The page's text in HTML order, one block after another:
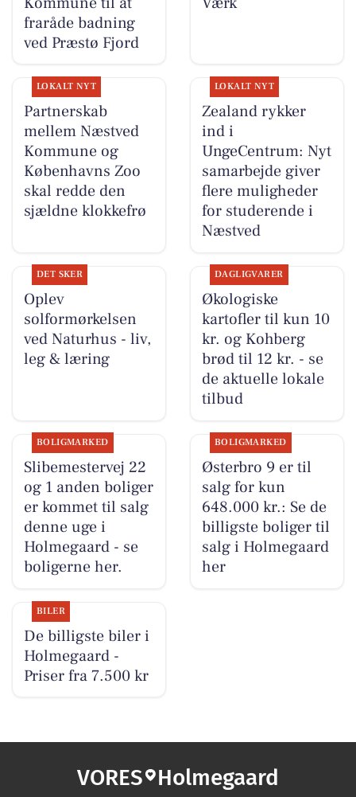
fraråde badning
ved Præstø Fjord
LOKALT NYT
Partnerskab
mellem Næstved
Kommune og
Københavns Zoo
skal redde den
sjældne klokkefrø
LOKALT NYT
Zealand rykker
ind i
UngeCentrum: Nyt
samarbejde giver
flere muligheder
for studerende i
Næstved
DET SKER
Oplev
solformørkelsen
ved Naturhus - liv,
leg & læring
DAGLIGVARER
Økologiske
kartofler til kun 10
kr. og Kohberg
brød til 12 kr. - se
de aktuelle lokale
tilbud
BOLIGMARKED
Slibemestervej 22
og 1 anden boliger
er kommet til salg
denne uge i
Holmegaard - se
boligerne her.
BOLIGMARKED
Østerbro 9 er til
salg for kun
648.000 kr.: Se de
billigste boliger til
salg i Holmegaard
her
BILER
De billigste biler i
Holmegaard -
Priser fra 7.500 kr
VORES Holmegaard